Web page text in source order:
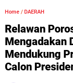
Home / DAERAH
Relawan
Mengadakan
Mendukung
Calon